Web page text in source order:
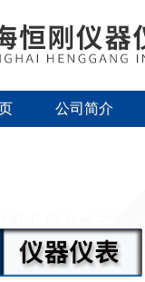
公司简介